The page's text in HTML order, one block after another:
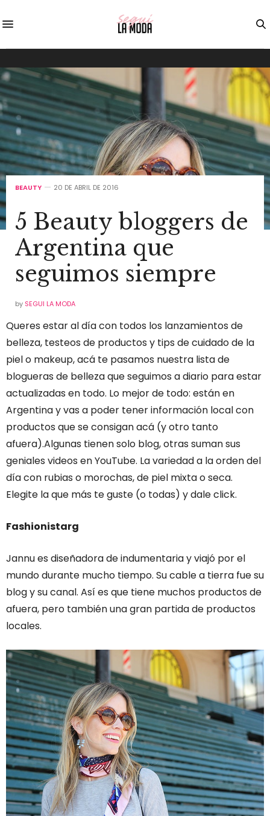
BEAUTY 20 DE ABRIL DE 2016
5 Beauty bloggers de
Argentina que
seguimos siempre
by SEGUI LA MODA
Queres estar al día con todos los lanzamientos de
belleza, testeos de productos y tips de cuidado de la
piel o makeup, acá te pasamos nuestra lista de
blogueras de belleza que seguimos a diario para estar
actualizadas en todo. Lo mejor de todo: están en
Argentina y vas a poder tener información local con
productos que se consigan acá (y otro tanto
afuera).Algunas tienen solo blog, otras suman sus
geniales videos en YouTube. La variedad a la orden del
día con rubias o morochas, de piel mixta o seca.
Elegite la que más te guste (o todas) y dale click.
Fashionistarg
Jannu es diseñadora de indumentaria y viajó por el
mundo durante mucho tiempo. Su cable a tierra fue su
blog y su canal. Así es que tiene muchos productos de
afuera, pero también una gran partida de productos
locales.